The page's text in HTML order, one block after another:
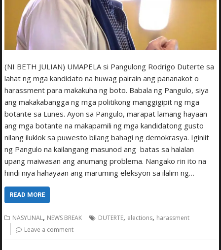
(NI BETH JULIAN) UMAPELA si Pangulong Rodrigo Duterte sa
lahat ng mga kandidato na huwag pairain ang pananakot o
harassment para makakuha ng boto. Babala ng Pangulo, siya
ang makakabangga ng mga politikong manggigipit ng mga
botante sa Lunes. Ayon sa Pangulo, marapat lamang hayaan
ang mga botante na makapamili ng mga kandidatong gusto
nilang iluklok sa puwesto bilang bahagi ng demokrasya. Iginiit
ng Pangulo na kailangang masunod ang batas sa halalan
upang maiwasan ang anumang problema. Nangako rin ito na
hindi niya hahayaan ang maruming eleksyon sa ilalim ng…
READ MORE
NASYUNAL, NEWS BREAK DUTERTE, elections, harassment
Leave a comment